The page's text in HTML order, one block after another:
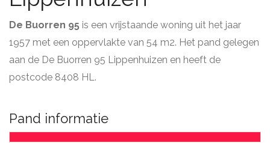
De Buorren 95 is een vrijstaande woning uit het jaar
1957 met een oppervlakte van 54 m2. Het pand gelegen
aan de De Buorren 95 Lippenhuizen en heeft de
postcode 8408 HL.
Pand informatie